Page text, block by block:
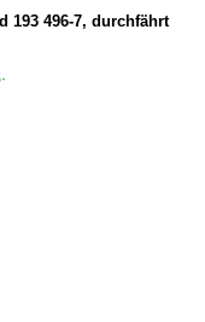
193 496-7, durchfährt